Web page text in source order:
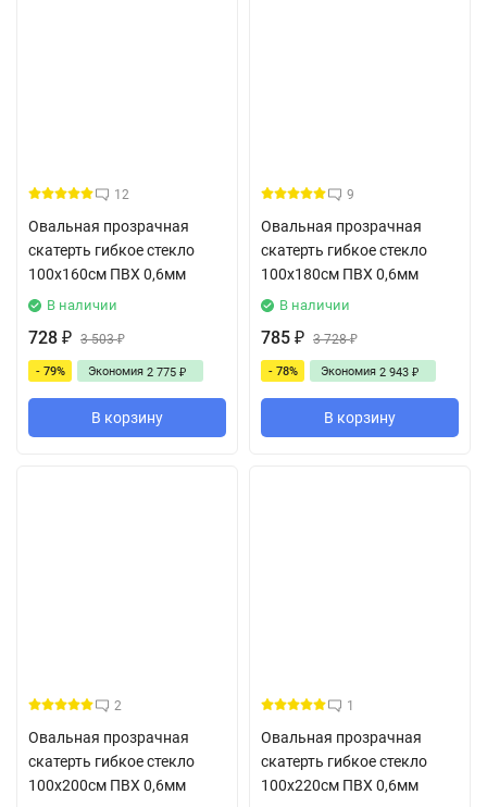
12
Овальная прозрачная
скатерть гибкое стекло
100x160см ПВХ 0,6мм
В наличии
728 ₽ 3 503₽
- 79% Экономия 2 775 ₽
В корзину
9
Овальная прозрачная
скатерть гибкое стекло
100x180см ПВХ 0,6мм
В наличии
785 ₽ 3 728₽
- 78% Экономия 2 943 ₽
В корзину
2
Овальная прозрачная
скатерть гибкое стекло
100x200см ПВХ 0,6мм
1
Овальная прозрачная
скатерть гибкое стекло
100x220см ПВХ 0,6мм